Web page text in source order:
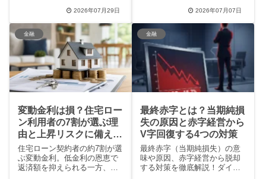
州・山口にお住まいで、来店
不要でスムーズに借入したい
方向けに、返済方法や増額審
査にかかる時間など、利用前
に知っておくべき実用的な情
報をわかりやすくまとめまし
た。
2026年07月29日
デメリットや自動解約の注意
点から、注目のステーブルコ
イン事業といった将来性まで
紹介します。賢くお得に使い
こなしたい方は必見です。
2026年07月07日
金融
変動金利は損？住宅ロー
ン利用者の7割が選ぶ理
由と上昇リスクに備える
防衛策
住宅ローン契約者の約7割が選
ぶ変動金利。低金利の恩恵で
返済額を抑えられる一方、金
金融
最終赤字とは？当期純損
失の原因と赤字経営から
V字回復する4つの対策
最終赤字（当期純損失）の意
味や原因、赤字経営から脱却
する対策を徹底解説！ダイド